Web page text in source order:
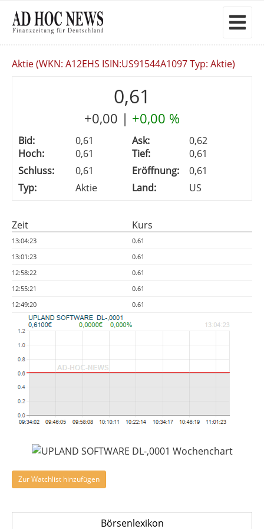
Aktie (WKN: A12EHS ISIN:US91544A1097 Typ: Aktie)
0,61
+0,00 | +0,00 %
Bid: 0,61 Ask:
0,62
Hoch:
0,61 Tief:
0,61
Schluss:
0,61 Eröffnung:
0,61
Typ:
Aktie Land: US
Zeit Kurs
13:04:23
0.61
13:01:23
0.61
12:58:22
0.61
12:55:21
0.61
12:49:20
0.61
Zur Watchlist hinzufügen
Börsenlexikon